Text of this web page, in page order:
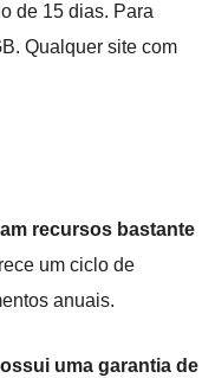
de 15 dias. Para
Qualquer site com
recursos bastante
um ciclo de
anuais.
uma garantia de